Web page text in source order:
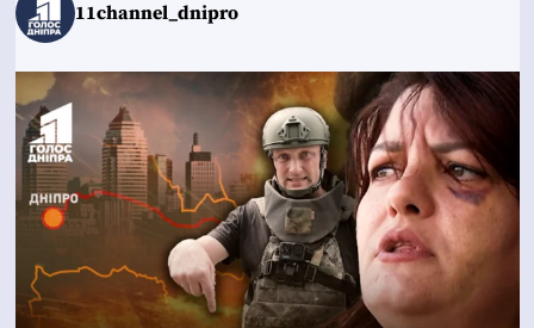
11channel_dnipro